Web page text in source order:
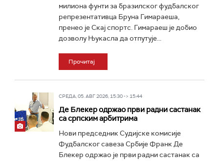
милиона фунти за бразилског фудбалског
репрезентативца Бруна Гимараеша,
пренео је Скај спортс. Гимараеш је добио
дозволу Њукасла да отпутује...
Прочитај
СРЕДА, 05. АВГ 2026, 15:30 -> 15:44
Де Блекер одржао први радни састанак
са српским арбитрима
Нови председник Судијске комисије
Фудбалског савеза Србије Франк Де
Блекер одржао је први радни састанак са